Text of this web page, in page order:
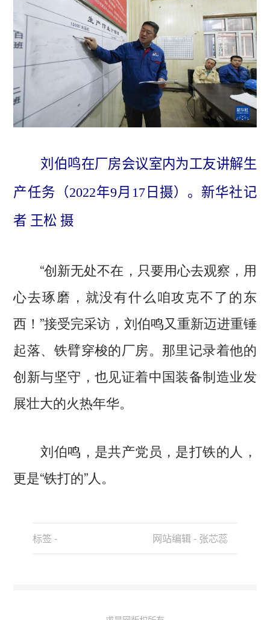
刘伯鸣在厂房会议室内为工友讲解生
产任务（2022年9月17日摄）。新华社记
者 王松 摄
“创新无处不在，只要用心去观察，用
心去琢磨，就没有什么咱攻克不了的东
西！”接受完采访，刘伯鸣又重新迈进重锤
起落、铁臂穿梭的厂房。那里记录着他的
创新与坚守，也见证着中国装备制造业发
展壮大的火热年华。
刘伯鸣，是共产党员，是打铁的人，
更是“铁打的”人。
标签 - 网站编辑 - 张芯蕊